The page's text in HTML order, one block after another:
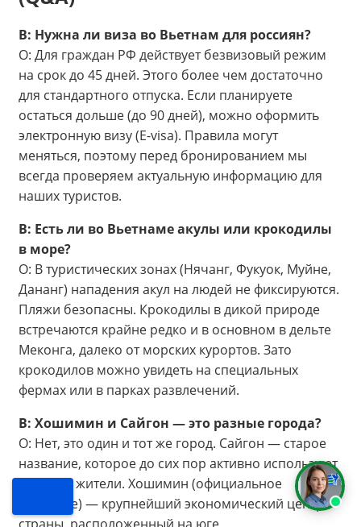
В: Нужна ли виза во Вьетнам для россиян?
О: Для граждан РФ действует безвизовый режим
на срок до 45 дней. Этого более чем достаточно
для стандартного отпуска. Если планируете
остаться дольше (до 90 дней), можно оформить
электронную визу (E-visa). Правила могут
меняться, поэтому перед бронированием мы
всегда проверяем актуальную информацию для
наших туристов.
В: Есть ли во Вьетнаме акулы или крокодилы
в море?
О: В туристических зонах (Нячанг, Фукуок, Муйне,
Дананг) нападения акул на людей не фиксируются.
Пляжи безопасны. Крокодилы в дикой природе
встречаются крайне редко и в основном в дельте
Меконга, далеко от морских курортов. Зато
крокодилов можно увидеть на специальных
фермах или в парках развлечений.
В: Хошимин и Сайгон — это разные города?
О: Нет, это один и тот же город. Сайгон — старое
название, которое до сих пор активно используют
местные жители. Хошимин (официальное
название) — крупнейший экономический центр